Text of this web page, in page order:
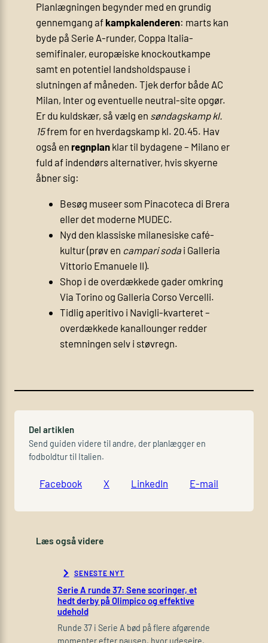
Planlægningen begynder med en grundig
gennemgang afkampkalenderen: marts kan
byde på Serie A-runder, Coppa Italia-
semifinaler, europæiske knockoutkampe
samt en potentiel landsholdspause i
slutningen af måneden. Tjek derfor både AC
Milan, Inter og eventuelle neutral-site opgør.
Er du kuldskær, så vælg en søndagskamp kl.
15frem for en hverdagskamp kl. 20.45. Hav
også en regnplanklar til bydagene – Milano er
fuld af indendørs alternativer, hvis skyerne
åbner sig:
Besøg museer som Pinacoteca di Brera
eller det moderne MUDEC.
Nyd den klassiske milanesiske café-
kultur (prøv en campari sodai Galleria
Vittorio Emanuele II).
Shop i de overdækkede gader omkring
Via Torino og Galleria Corso Vercelli.
Tidlig aperitivo i Navigli-kvarteret –
overdækkede kanallounger redder
stemningen selv i støvregn.
Del artiklen
Send guiden videre til andre, der planlægger en
fodboldtur til Italien.
Facebook X LinkedIn E-mail
Læs også videre
SENESTE NYT
Serie A runde 37: Sene scoringer, et
hedt derby på Olimpico og effektive
udehold
Runde 37 i Serie A bød på flere afgørende
momenter efter pausen, hvor udesejre,